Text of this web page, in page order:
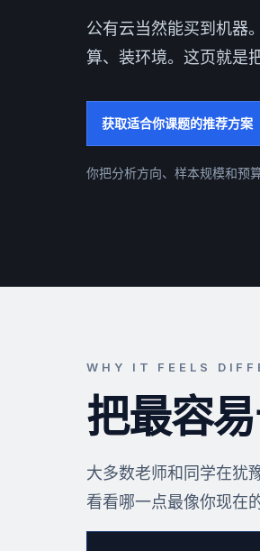
公有云当然能买到机器
算、装环境。这页就是
获取适合你课题的推荐方案
你把分析方向、样本规模和预
WHY IT FEELS
把最容
大多数老师和同学在犹
看看哪一点最像你现在